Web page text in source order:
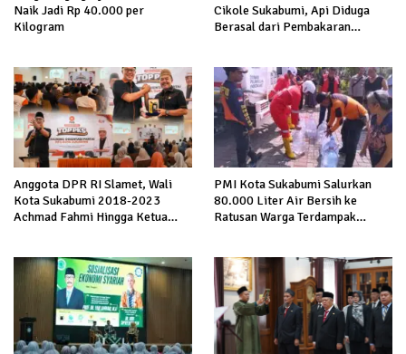
Naik Jadi Rp 40.000 per
Kilogram
Cikole Sukabumi, Api Diduga
Berasal dari Pembakaran
Anggota DPR RI Slamet, Wali
Kota Sukabumi 2018-2023
Achmad Fahmi Hingga Ketua
Sukabumi
PMI Kota Sukabumi Salurkan
80.000 Liter Air Bersih ke
Ratusan Warga Terdampak